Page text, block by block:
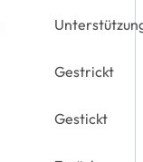
Gestrickt
Gestickt